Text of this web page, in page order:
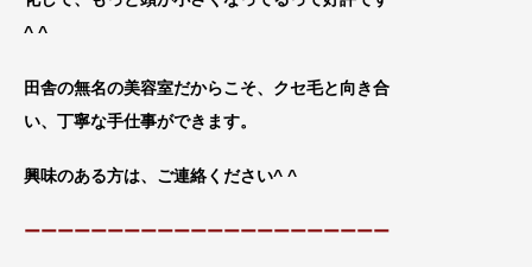
^ ^
田舎の無名の美容室だからこそ、クセ毛と向き合
い、丁寧な手仕事ができます。
興味のある方は、ご連絡ください^ ^
ーーーーーーーーーーーーーーーーーーーーーー